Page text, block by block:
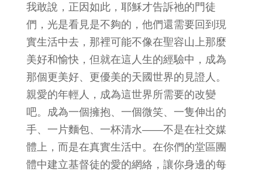
我敢說，正因如此，耶穌才告訴祂的門徒
們，光是看見是不夠的，他們還需要回到現
實生活中去，那裡可能不像在聖容山上那麼
美好和愉快，但就在這人生的經驗中，成為
那個更美好、更優美的天國世界的見證人。
親愛的年輕人，成為這世界所需要的改變
吧。成為一個擁抱、一個微笑、一隻伸出的
手、一片麵包、一杯清水——不是在社交媒
體上，而是在真實生活中。在你們的堂區團
體中建立基督徒的愛的網絡，讓你身邊的每